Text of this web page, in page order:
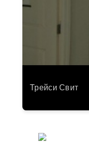
Трейси Свит